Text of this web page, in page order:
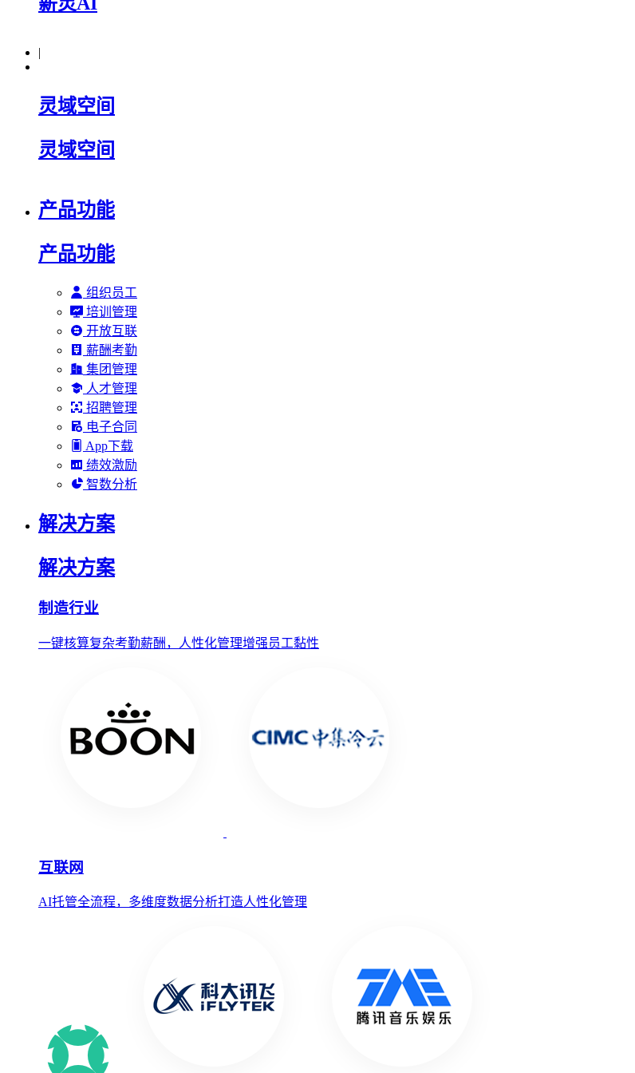
|
灵域空间
灵域空间
产品功能
产品功能
组织员工
培训管理
开放互联
薪酬考勤
集团管理
人才管理
招聘管理
电子合同
App下载
绩效激励
智数分析
解决方案
解决方案
制造行业
一键核算复杂考勤薪酬，人性化管理增强员工黏性
互联网
AI托管全流程，多维度数据分析打造人性化管理